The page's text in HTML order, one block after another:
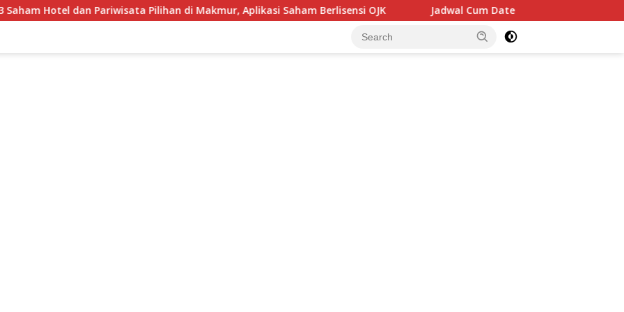
Hotel dan Pariwisata Pilihan di Makmur, Aplikasi Saham Berlisensi OJK Jadwal Cum Date Saham Mei 2026 Lengkap: